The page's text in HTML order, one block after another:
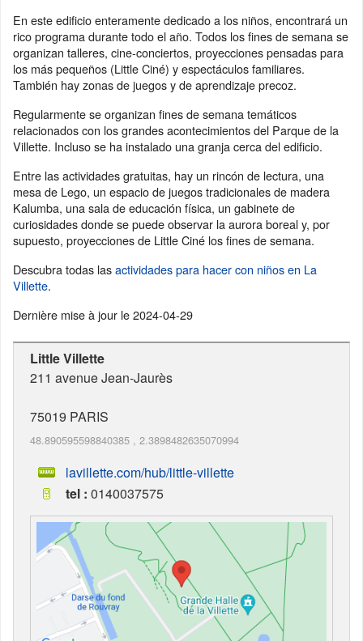
En este edificio enteramente dedicado a los niños, encontrará un
rico programa durante todo el año. Todos los fines de semana se
organizan talleres, cine-conciertos, proyecciones pensadas para
los más pequeños (Little Ciné) y espectáculos familiares.
También hay zonas de juegos y de aprendizaje precoz.
Regularmente se organizan fines de semana temáticos
relacionados con los grandes acontecimientos del Parque de la
Villette. Incluso se ha instalado una granja cerca del edificio.
Entre las actividades gratuitas, hay un rincón de lectura, una
mesa de Lego, un espacio de juegos tradicionales de madera
Kalumba, una sala de educación física, un gabinete de
curiosidades donde se puede observar la aurora boreal y, por
supuesto, proyecciones de Little Ciné los fines de semana.
Descubra todas lasactividades para hacer con niños en La
Villette.
Dernière mise à jour le2024-04-29
Little Villette
211 avenue Jean-Jaurès
75019 PARIS
48.890595598840385 , 2.3898482635070994
lavillette.com/hub/little-villette
tel : 0140037575